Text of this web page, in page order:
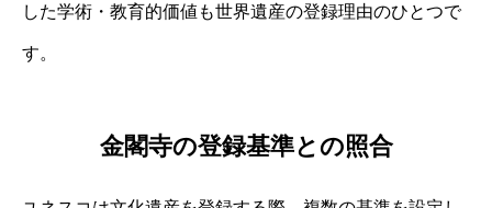
した学術・教育的価値も世界遺産の登録理由のひとつで
す。
金閣寺の登録基準との照合